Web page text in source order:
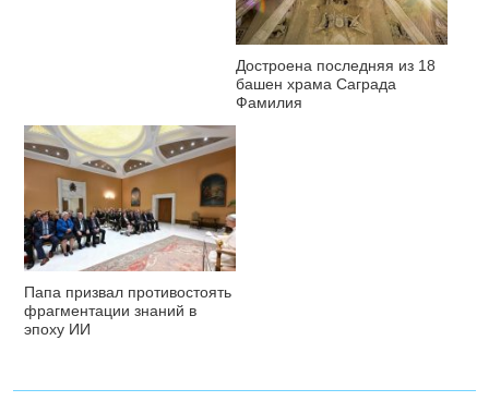
Достроена последняя из 18
башен храма Саграда
Фамилия
Папа призвал противостоять
фрагментации знаний в
эпоху ИИ